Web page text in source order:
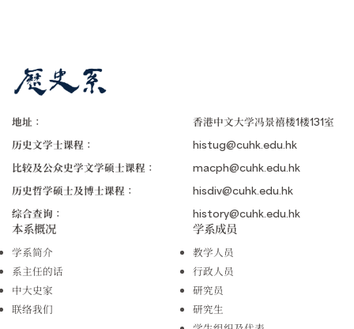
地址：
香港中文大学冯景禧楼1楼131室
历史文学士课程：
histug@cuhk.edu.hk
比较及公众史学文学硕士课程：
macph@cuhk.edu.hk
历史哲学硕士及博士课程：
hisdiv@cuhk.edu.hk
综合查询：
history@cuhk.edu.hk
本系概况
学系简介
系主任的话
中大史家
联络我们
学系成员
教学人员
行政人员
研究员
研究生